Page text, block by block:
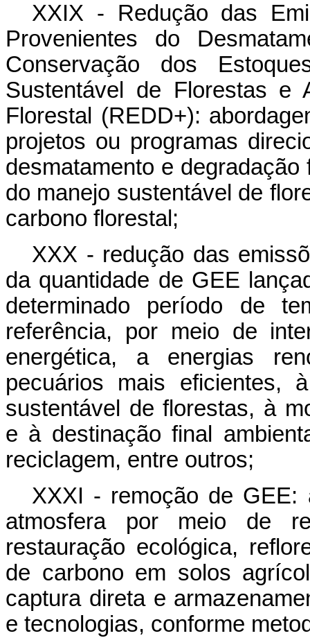
XXIX - Redução das
Provenientes do
Conservação dos
Sustentável de Florestas e
Florestal (REDD+):
projetos ou programas
desmatamento e
do manejo sustentável de
carbono florestal;
XXX - redução das
da quantidade de GEE
determinado período de
referência, por meio de
energética, a energias
pecuários mais eficientes,
sustentável de florestas, à
e à destinação final
reciclagem, entre outros;
XXXI - remoção de GEE:
atmosfera por meio de
restauração ecológica,
de carbono em solos
captura direta e
e tecnologias, conforme